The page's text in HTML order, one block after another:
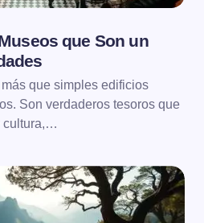
que Son un
que simples edificios
Son verdaderos tesoros que
cultura,…